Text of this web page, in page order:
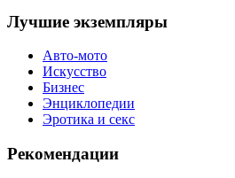
Лучшие экземпляры
Авто-мото
Искусство
Бизнес
Энциклопедии
Эротика и секс
Рекомендации